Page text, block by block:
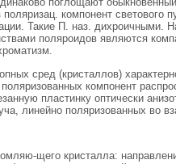
компонент
Такие П. наз.
поляроидов являются
сред (кристаллов)
компонент
пластинку оптически
линейно поляризованных во
щего кристалла: